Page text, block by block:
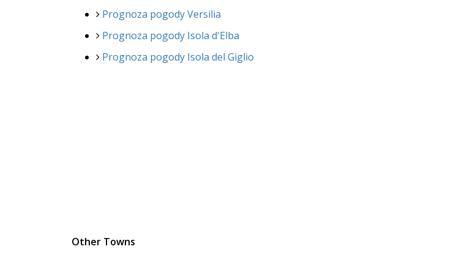
Prognoza pogody Versilia
Prognoza pogody Isola d'Elba
Prognoza pogody Isola del Giglio
Other Towns